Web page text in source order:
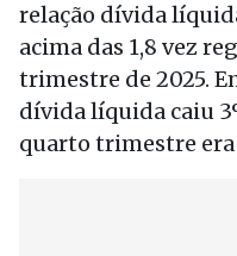
relação dívida
acima das 1,8 vez
trimestre de 2025.
dívida líquida caiu
quarto trimestre era